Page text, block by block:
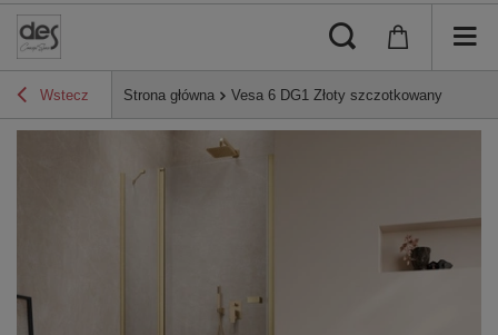
Wstecz Strona główna Vesa 6 DG1 Złoty szczotkowany